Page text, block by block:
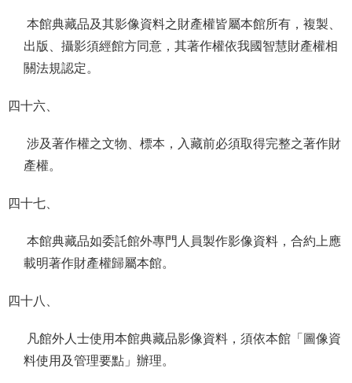
本館典藏品及其影像資料之財產權皆屬本館所有，複製、
出版、攝影須經館方同意，其著作權依我國智慧財產權相
關法規認定。
四十六、
涉及著作權之文物、標本，入藏前必須取得完整之著作財
產權。
四十七、
本館典藏品如委託館外專門人員製作影像資料，合約上應
載明著作財產權歸屬本館。
四十八、
凡館外人士使用本館典藏品影像資料，須依本館「圖像資
料使用及管理要點」辦理。